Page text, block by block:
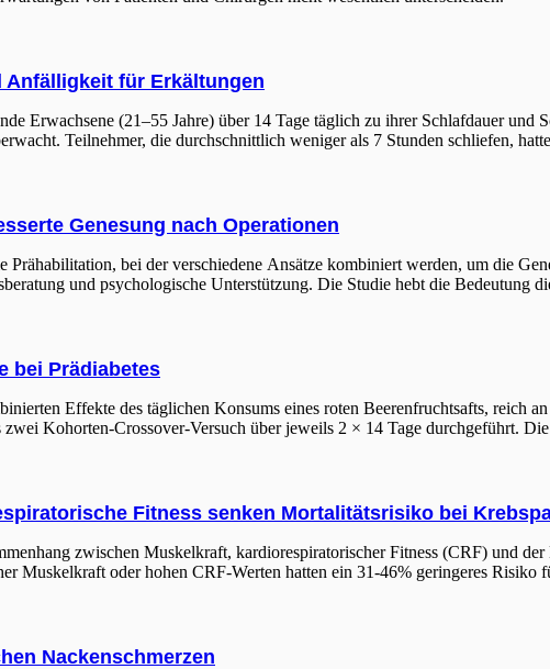
für Erkältungen
Erwachsene (21–55 Jahre) über 14 Tage täglich zu ihrer Schlafdauer
Teilnehmer, die durchschnittlich weniger als 7 Stunden schliefen,
Genesung nach Operationen
Prähabilitation, bei der verschiedene Ansätze kombiniert werden, um die
und psychologische Unterstützung. Die Studie hebt die Bedeutung
bei Prädiabetes
Effekte des täglichen Konsums eines roten Beerenfruchtsafts, reich
zwei Kohorten-Crossover-Versuch über jeweils 2 × 14 Tage durchgeführt.
Fitness senken Mortalitätsrisiko bei
zwischen Muskelkraft, kardiorespiratorischer Fitness (CRF) und
Muskelkraft oder hohen CRF-Werten hatten ein 31-46% geringeres Risiko
Nackenschmerzen